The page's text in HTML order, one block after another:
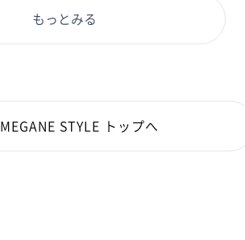
もっとみる
MEGANE STYLE トップへ